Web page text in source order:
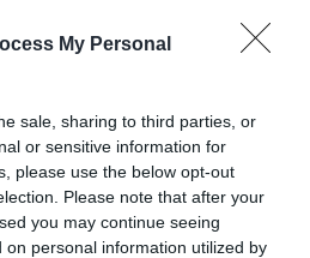
My Personal
sale, sharing to third parties, or
or sensitive information for
please use the below opt-out
Please note that after your
you may continue seeing
on personal information utilized by
και περιβαλλοντικό
πολίτες».
ΥΠΟΥΡΓΕΙΟ
ΥΓΕΙΑΣ